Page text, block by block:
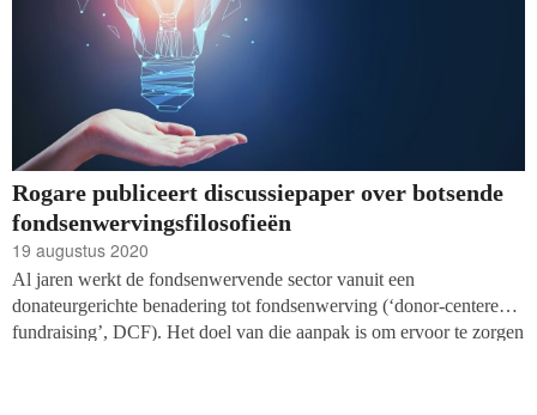
Rogare publiceert discussiepaper over botsende
fondsenwervingsfilosofieën
19 augustus 2020
Al jaren werkt de fondsenwervende sector vanuit een
donateurgerichte benadering tot fondsenwerving (‘donor-centered
fundraising’, DCF). Het doel van die aanpak is om ervoor te zorgen